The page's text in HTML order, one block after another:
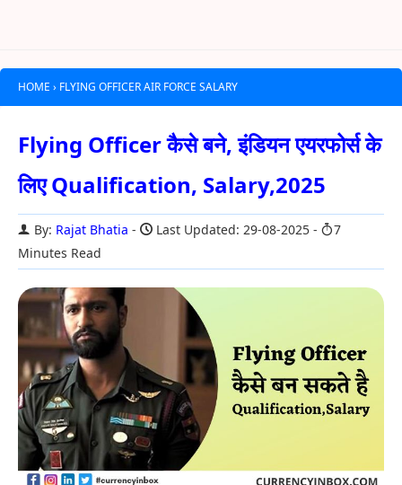
HOME › FLYING OFFICER AIR FORCE SALARY
Flying Officer कैसे बने, इंडियन एयरफोर्स के
लिए Qualification, Salary,2025
By: Rajat Bhatia Last Updated: 29-08-2025
7
Minutes Read